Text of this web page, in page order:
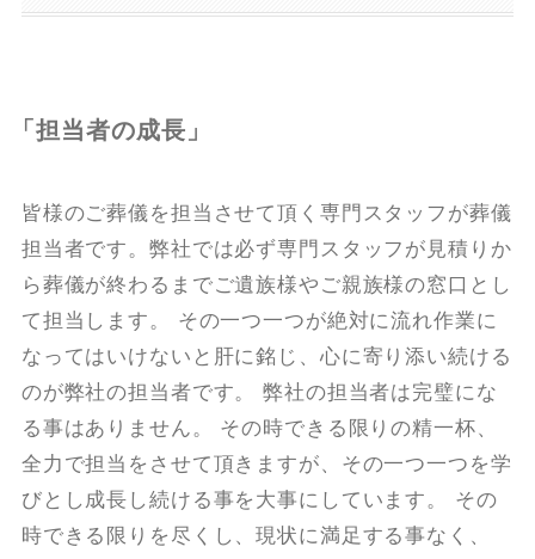
「担当者の成長」
皆様のご葬儀を担当させて頂く専門スタッフが葬儀
担当者です。弊社では必ず専門スタッフが見積りか
ら葬儀が終わるまでご遺族様やご親族様の窓口とし
て担当します。 その一つ一つが絶対に流れ作業に
なってはいけないと肝に銘じ、心に寄り添い続ける
のが弊社の担当者です。 弊社の担当者は完璧にな
る事はありません。 その時できる限りの精一杯、
全力で担当をさせて頂きますが、その一つ一つを学
びとし成長し続ける事を大事にしています。 その
時できる限りを尽くし、現状に満足する事なく、